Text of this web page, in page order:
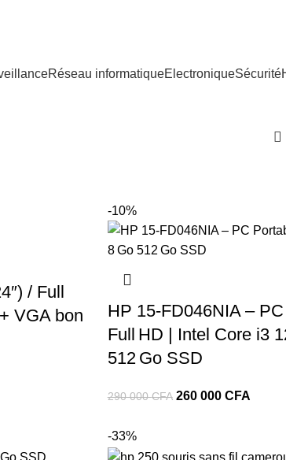
Réseau informatiqueElectroniqueSécurité
/ Full
VGA bon
-10%
HP 15‑FD046NIA –
Full HD | Intel Core i3
512 Go SSD
290 000CFA 260 000 CFA
-33%